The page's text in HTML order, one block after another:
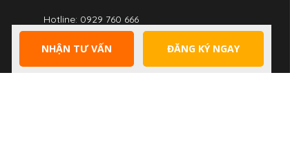
Hotline: 0929 760 666
ĐĂNG KÝ NGAY
NHẬN TƯ VẤN